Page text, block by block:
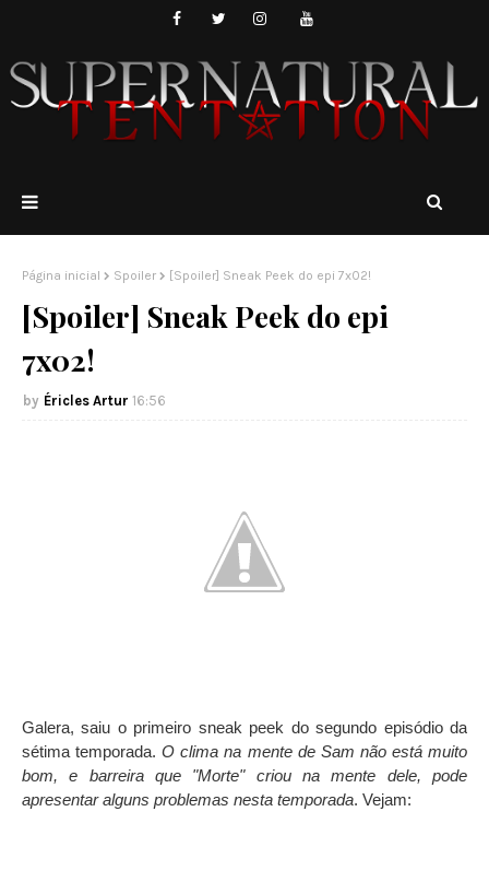
Página inicial Spoiler [Spoiler] Sneak Peek do epi 7x02!
[Spoiler] Sneak Peek do epi
7x02!
Éricles Artur 16:56
Galera, saiu o primeiro sneak peek do segundo episódio da
sétima temporada.O clima na mente de Sam não está muito
bom, e barreira que "Morte" criou na mente dele, pode
apresentar alguns problemas nesta temporada. Vejam: